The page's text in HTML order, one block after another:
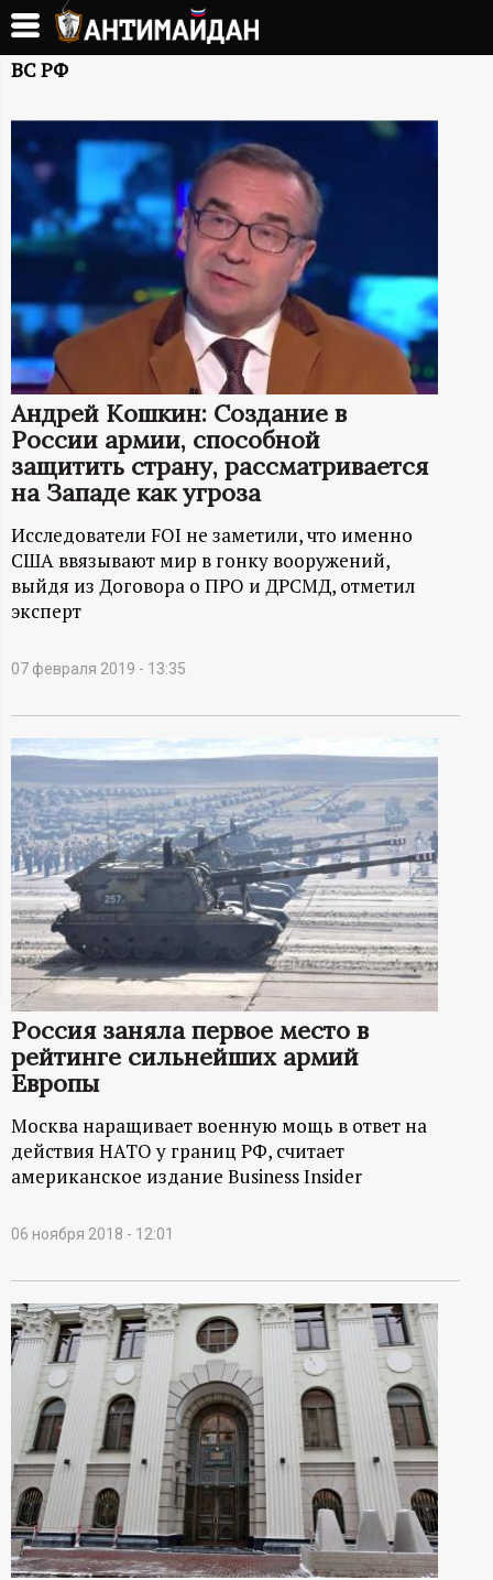
Перейти
основному
А
Н
Т
И
А
Й
Д
А
Н
-
и
н
ф
о
р
м
а
ц
и
о
н
н
ы
й
о
р
т
ВС РФ
Андрей Кошкин: Создание в
России армии, способной
защитить страну, рассматривается
на Западе как угроза
Исследователи FOI не заметили, что именно
США ввязывают мир в гонку вооружений,
выйдя из Договора о ПРО и ДРСМД, отметил
эксперт
07 февраля 2019 - 13:35
Россия заняла первое место в
рейтинге сильнейших армий
Европы
Москва наращивает военную мощь в ответ на
действия НАТО у границ РФ, считает
американское издание Business Insider
06 ноября 2018 - 12:01